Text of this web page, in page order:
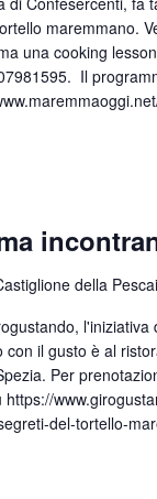
maremmano.
una cooking
Il
della
il gusto è al
Per
del-tortello-